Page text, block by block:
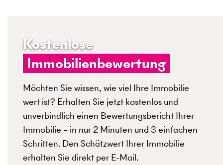
Kostenlose
Immobilienbewertung
Möchten Sie wissen, wie viel Ihre Immobilie
wert ist? Erhalten Sie jetzt kostenlos und
unverbindlich einen Bewertungsbericht Ihrer
Immobilie – in nur 2 Minuten und 3 einfachen
Schritten. Den Schätzwert Ihrer Immobilie
erhalten Sie direkt per E-Mail.